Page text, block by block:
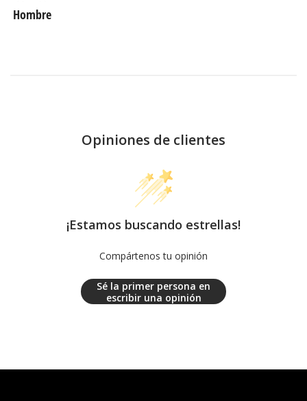
Hombre
Opiniones de clientes
¡Estamos buscando estrellas!
Compártenos tu opinión
Sé la primer persona en
escribir una opinión